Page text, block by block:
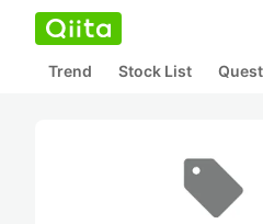
Trend Stock List